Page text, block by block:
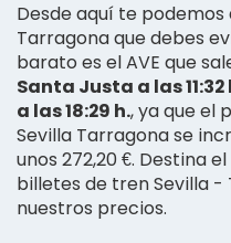
Desde aquí te
Tarragona que debes
barato es el AVE que
Santa Justa a las
a las 18:29 h., ya que el
Sevilla Tarragona se
unos 272,20 €. Destina
billetes de tren Sevilla
nuestros precios.